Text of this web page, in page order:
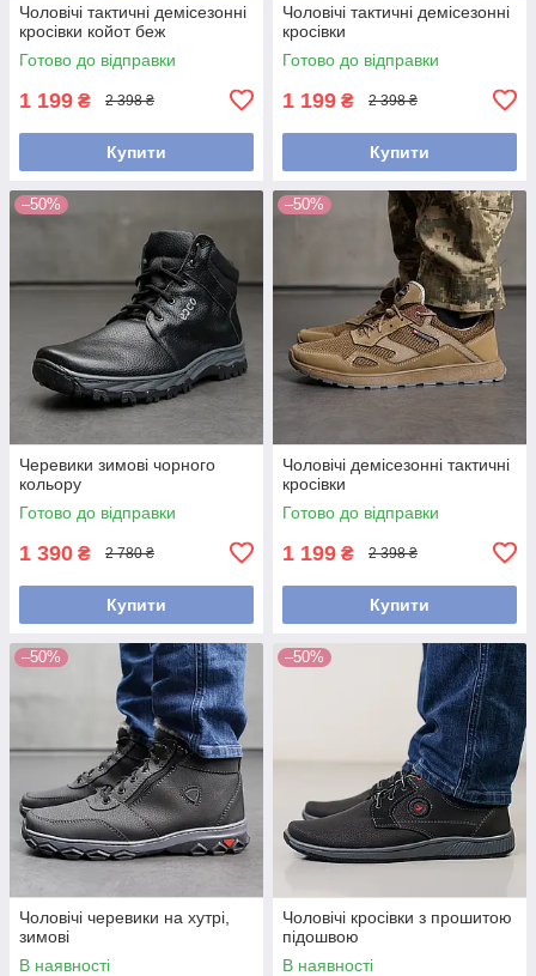
Чоловічі тактичні демісезонні
кросівки койот беж
Готово до відправки
1 199 ₴ 2 398 ₴
Купити
Чоловічі тактичні демісезонні
кросівки
Готово до відправки
1 199 ₴ 2 398 ₴
Купити
–50%
Черевики зимові чорного
кольору
Готово до відправки
1 390 ₴ 2 780 ₴
Купити
–50%
Чоловічі демісезонні тактичні
кросівки
Готово до відправки
1 199 ₴ 2 398 ₴
Купити
–50%
Чоловічі черевики на хутрі,
зимові
В наявності
–50%
Чоловічі кросівки з прошитою
підошвою
В наявності